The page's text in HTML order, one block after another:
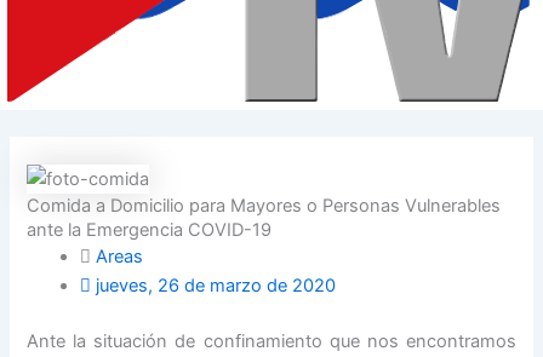
Comida a Domicilio para Mayores o Personas Vulnerables
ante la Emergencia COVID-19
Areas
jueves, 26 de marzo de 2020
Ante la situación de confinamiento que nos encontramos